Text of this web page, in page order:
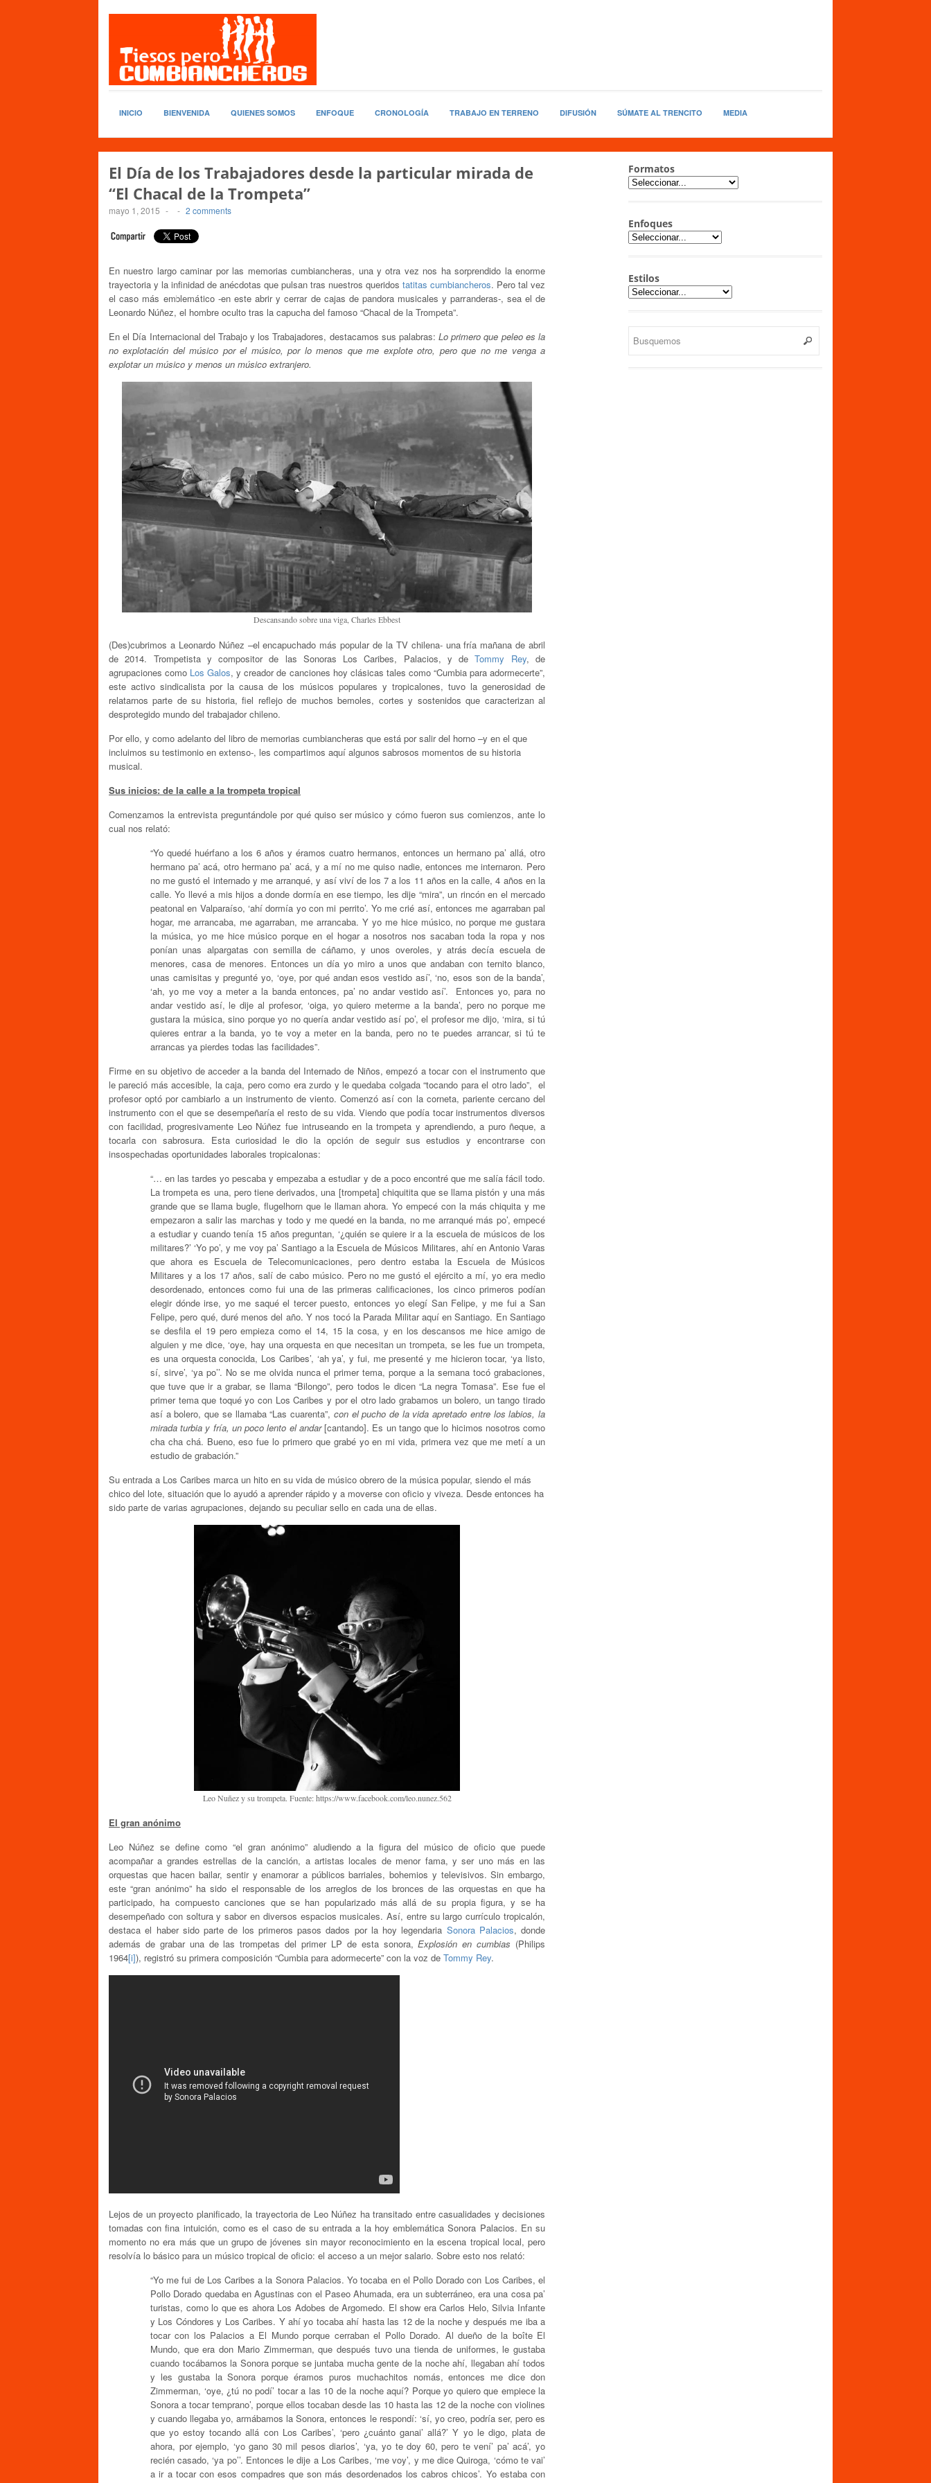
INICIO BIENVENIDA QUIENES SOMOS ENFOQUE CRONOLOGÍA TRABAJO EN TERRENO DIFUSIÓN SÚMATE AL TRENCITO MEDIA
El Día de los Trabajadores desde la particular mirada de
“El Chacal de la Trompeta”
mayo 1, 2015 - - 2 comments
En nuestro largo caminar por las memorias cumbiancheras, una y otra vez nos ha sorprendido la enorme
trayectoria y la infinidad de anécdotas que pulsan tras nuestros queridos tatitas cumbiancheros. Pero tal vez
el caso más emblemático -en este abrir y cerrar de cajas de pandora musicales y parranderas-, sea el de
Leonardo Núñez, el hombre oculto tras la capucha del famoso “Chacal de la Trompeta”.
En el Día Internacional del Trabajo y los Trabajadores, destacamos sus palabras:Lo primero que peleo es la
no explotación del músico por el músico, por lo menos que me explote otro, pero que no me venga a
explotar un músico y menos un músico extranjero.
Descansando sobre una viga, Charles Ebbest
(Des)cubrimos a Leonardo Núñez –el encapuchado más popular de la TV chilena- una fría mañana de abril
de 2014. Trompetista y compositor de las Sonoras Los Caribes, Palacios, y deTommy Rey, de
agrupaciones como Los Galos, y creador de canciones hoy clásicas tales como “Cumbia para adormecerte”,
este activo sindicalista por la causa de los músicos populares y tropicalones, tuvo la generosidad de
relatarnos parte de su historia, fiel reflejo de muchos bemoles, cortes y sostenidos que caracterizan al
desprotegido mundo del trabajador chileno.
Por ello, y como adelanto del libro de memorias cumbiancheras que está por salir del horno –y en el que
incluimos su testimonio en extenso-, les compartimos aquí algunos sabrosos momentos de su historia
musical.
Sus inicios: de la calle a la trompeta tropical
Comenzamos la entrevista preguntándole por qué quiso ser músico y cómo fueron sus comienzos, ante lo
cual nos relató:
“Yo quedé huérfano a los 6 años y éramos cuatro hermanos, entonces un hermano pa’ allá, otro
hermano pa’ acá, otro hermano pa’ acá, y a mí no me quiso nadie, entonces me internaron. Pero
no me gustó el internado y me arranqué, y así viví de los 7 a los 11 años en la calle, 4 años en la
calle. Yo llevé a mis hijos a donde dormía en ese tiempo, les dije “mira”, un rincón en el mercado
peatonal en Valparaíso, ‘ahí dormía yo con mi perrito’. Yo me crié así, entonces me agarraban pal
hogar, me arrancaba, me agarraban, me arrancaba. Y yo me hice músico, no porque me gustara
la música, yo me hice músico porque en el hogar a nosotros nos sacaban toda la ropa y nos
ponían unas alpargatas con semilla de cáñamo, y unos overoles, y atrás decía escuela de
menores, casa de menores. Entonces un día yo miro a unos que andaban con ternito blanco,
unas camisitas y pregunté yo, ‘oye, por qué andan esos vestido así’, ‘no, esos son de la banda’,
‘ah, yo me voy a meter a la banda entonces, pa’ no andar vestido así’. Entonces yo, para no
andar vestido así, le dije al profesor, ‘oiga, yo quiero meterme a la banda’, pero no porque me
gustara la música, sino porque yo no quería andar vestido así po’, el profesor me dijo, ‘mira, si tú
quieres entrar a la banda, yo te voy a meter en la banda, pero no te puedes arrancar, si tú te
arrancas ya pierdes todas las facilidades”.
Firme en su objetivo de acceder a la banda del Internado de Niños, empezó a tocar con el instrumento que
le pareció más accesible, la caja, pero como era zurdo y le quedaba colgada “tocando para el otro lado”, el
profesor optó por cambiarlo a un instrumento de viento. Comenzó así con la corneta, pariente cercano del
instrumento con el que se desempeñaría el resto de su vida. Viendo que podía tocar instrumentos diversos
con facilidad, progresivamente Leo Núñez fue intruseando en la trompeta y aprendiendo, a puro ñeque, a
tocarla con sabrosura. Esta curiosidad le dio la opción de seguir sus estudios y encontrarse con
insospechadas oportunidades laborales tropicalonas:
“… en las tardes yo pescaba y empezaba a estudiar y de a poco encontré que me salía fácil todo.
La trompeta es una, pero tiene derivados, una [trompeta] chiquitita que se llama pistón y una más
grande que se llama bugle, flugelhorn que le llaman ahora. Yo empecé con la más chiquita y me
empezaron a salir las marchas y todo y me quedé en la banda, no me arranqué más po’, empecé
a estudiar y cuando tenía 15 años preguntan, ‘¿quién se quiere ir a la escuela de músicos de los
militares?’ ‘Yo po’, y me voy pa’ Santiago a la Escuela de Músicos Militares, ahí en Antonio Varas
que ahora es Escuela de Telecomunicaciones, pero dentro estaba la Escuela de Músicos
Militares y a los 17 años, salí de cabo músico. Pero no me gustó el ejército a mí, yo era medio
desordenado, entonces como fui una de las primeras calificaciones, los cinco primeros podían
elegir dónde irse, yo me saqué el tercer puesto, entonces yo elegí San Felipe, y me fui a San
Felipe, pero qué, duré menos del año. Y nos tocó la Parada Militar aquí en Santiago. En Santiago
se desfila el 19 pero empieza como el 14, 15 la cosa, y en los descansos me hice amigo de
alguien y me dice, ‘oye, hay una orquesta en que necesitan un trompeta, se les fue un trompeta,
es una orquesta conocida, Los Caribes’, ‘ah ya’, y fui, me presenté y me hicieron tocar, ‘ya listo,
sí, sirve’, ‘ya po’’. No se me olvida nunca el primer tema, porque a la semana tocó grabaciones,
que tuve que ir a grabar, se llama “Bilongo”, pero todos le dicen “La negra Tomasa”. Ese fue el
primer tema que toqué yo con Los Caribes y por el otro lado grabamos un bolero, un tango tirado
así a bolero, que se llamaba “Las cuarenta”, con el pucho de la vida apretado entre los labios, la
mirada turbia y fría, un poco lento el andar[cantando]. Es un tango que lo hicimos nosotros como
cha cha chá. Bueno, eso fue lo primero que grabé yo en mi vida, primera vez que me metí a un
estudio de grabación.”
Su entrada a Los Caribes marca un hito en su vida de músico obrero de la música popular, siendo el más
chico del lote, situación que lo ayudó a aprender rápido y a moverse con oficio y viveza. Desde entonces ha
sido parte de varias agrupaciones, dejando su peculiar sello en cada una de ellas.
Leo Nuñez y su trompeta. Fuente: https://www.facebook.com/leo.nunez.562
El gran anónimo
Leo Núñez se define como “el gran anónimo” aludiendo a la figura del músico de oficio que puede
acompañar a grandes estrellas de la canción, a artistas locales de menor fama, y ser uno más en las
orquestas que hacen bailar, sentir y enamorar a públicos barriales, bohemios y televisivos. Sin embargo,
este “gran anónimo” ha sido el responsable de los arreglos de los bronces de las orquestas en que ha
participado, ha compuesto canciones que se han popularizado más allá de su propia figura, y se ha
desempeñado con soltura y sabor en diversos espacios musicales. Así, entre su largo currículo tropicalón,
destaca el haber sido parte de los primeros pasos dados por la hoy legendaria Sonora Palacios, donde
además de grabar una de las trompetas del primer LP de esta sonora,Explosión en cumbias (Philips
1964[i]), registró su primera composición “Cumbia para adormecerte” con la voz de Tommy Rey.
Lejos de un proyecto planificado, la trayectoria de Leo Núñez ha transitado entre casualidades y decisiones
tomadas con fina intuición, como es el caso de su entrada a la hoy emblemática Sonora Palacios. En su
momento no era más que un grupo de jóvenes sin mayor reconocimiento en la escena tropical local, pero
resolvía lo básico para un músico tropical de oficio: el acceso a un mejor salario. Sobre esto nos relató:
“Yo me fui de Los Caribes a la Sonora Palacios. Yo tocaba en el Pollo Dorado con Los Caribes, el
Pollo Dorado quedaba en Agustinas con el Paseo Ahumada, era un subterráneo, era una cosa pa’
turistas, como lo que es ahora Los Adobes de Argomedo. El show era Carlos Helo, Silvia Infante
y Los Cóndores y Los Caribes. Y ahí yo tocaba ahí hasta las 12 de la noche y después me iba a
tocar con los Palacios a El Mundo porque cerraban el Pollo Dorado. Al dueño de la boîte El
Mundo, que era don Mario Zimmerman, que después tuvo una tienda de uniformes, le gustaba
cuando tocábamos la Sonora porque se juntaba mucha gente de la noche ahí, llegaban ahí todos
y les gustaba la Sonora porque éramos puros muchachitos nomás, entonces me dice don
Zimmerman, ‘oye, ¿tú no podí’ tocar a las 10 de la noche aquí? Porque yo quiero que empiece la
Sonora a tocar temprano’, porque ellos tocaban desde las 10 hasta las 12 de la noche con violines
y cuando llegaba yo, armábamos la Sonora, entonces le respondí: ‘sí, yo creo, podría ser, pero es
que yo estoy tocando allá con Los Caribes’, ‘pero ¿cuánto ganai’ allá?’ Y yo le digo, plata de
ahora, por ejemplo, ‘yo gano 30 mil pesos diarios’, ‘ya, yo te doy 60, pero te vení’ pa’ acá’, yo
recién casado, ‘ya po’’. Entonces le dije a Los Caribes, ‘me voy’, y me dice Quiroga, ‘cómo te vai’
a ir a tocar con esos compadres que son más desordenados los cabros chicos’. Yo estaba con
Formatos
Enfoques
Estilos